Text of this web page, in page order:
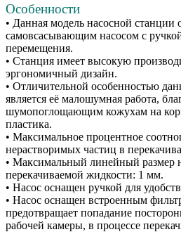
Особенности
• Данная модель насосной станции
самовсасывающим насосом с
перемещения.
• Станция имеет высокую
эргономичный дизайн.
• Отличительной особенностью
является её малошумная работа,
шумопоглощающим кожухам на
пластика.
• Максимальное процентное
нерастворимых частиц в
• Максимальный линейный размер
перекачиваемой жидкости: 1 мм.
• Насос оснащен ручкой для
• Насос оснащен встроенным
предотвращает попадание
рабочей камеры, в процессе